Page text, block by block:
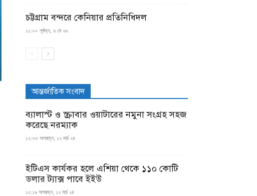
চট্টগ্রাম বন্দরে কেনিয়ার প্রতিনিধিদল
১১:০০ পূর্বাহ্ন, ৬ মে ২৬
আন্তর্জাতিক সংবাদ
ব্যালাস্ট ও স্ক্রাবার ওয়াটারের নমুনা সংগ্রহ সহজ
করেছে নরম্যাক
১২:৩৩ অপরাহ্ন, ১২ মার্চ ২৪
ইটিএস কার্যকর হলে এশিয়া থেকে ১১০ কোটি
ডলার ট্যাক্স পাবে ইইউ
১২:১৯ অপরাহ্ন, ১২ মার্চ ২৪